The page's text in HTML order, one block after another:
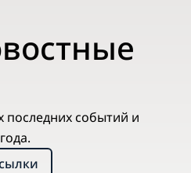
последних событий и